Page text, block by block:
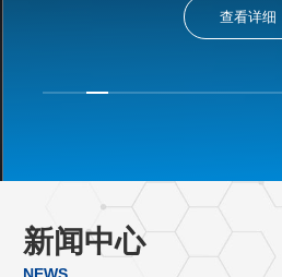
查看详细
新闻中心